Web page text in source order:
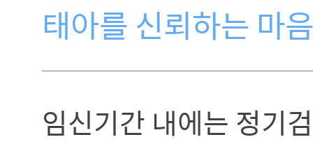
태아를 신뢰하는 마
임신기간 내에는 정기